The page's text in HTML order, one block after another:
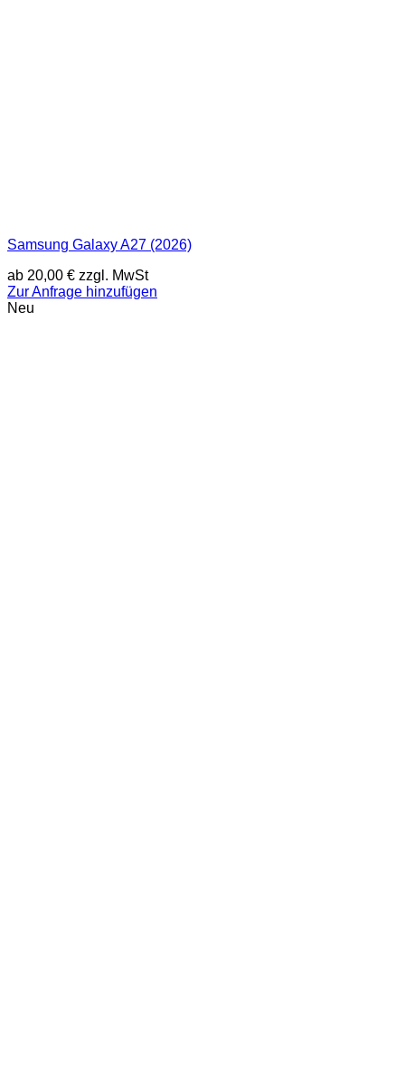
Samsung Galaxy A27 (2026)
ab 20,00 € zzgl. MwSt
Zur Anfrage hinzufügen
Neu